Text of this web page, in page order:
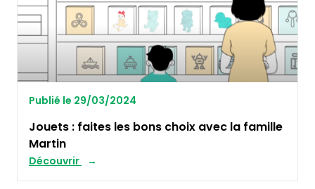
Publié le 29/03/2024
Jouets : faites les bons choix avec la famille
Martin
Découvrir